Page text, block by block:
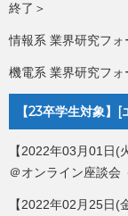
終了＞
情報系 業界研究フ
機電系 業界研究フ
【23卒学生対象】
【2022年03月01日
＠オンライン座談会
【2022年02月25日